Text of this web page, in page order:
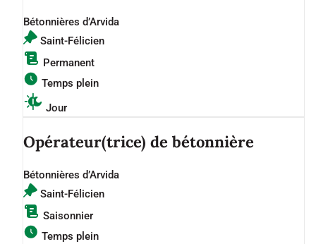
Bétonnières d’Arvida
Saint-Félicien
Permanent
Temps plein
Jour
Opérateur(trice) de bétonnière
Bétonnières d’Arvida
Saint-Félicien
Saisonnier
Temps plein